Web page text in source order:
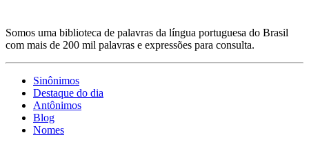
Somos uma biblioteca de palavras da língua portuguesa do Brasil
com mais de 200 mil palavras e expressões para consulta.
Sinônimos
Destaque do dia
Antônimos
Blog
Nomes